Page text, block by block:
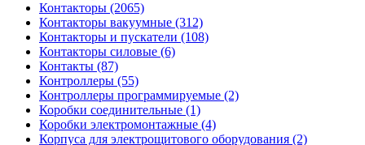
Контакторы (2065)
Контакторы вакуумные (312)
Контакторы и пускатели (108)
Контакторы силовые (6)
Контакты (87)
Контроллеры (55)
Контроллеры программируемые (2)
Коробки соединительные (1)
Коробки электромонтажные (4)
Корпуса для электрощитового оборудования (2)